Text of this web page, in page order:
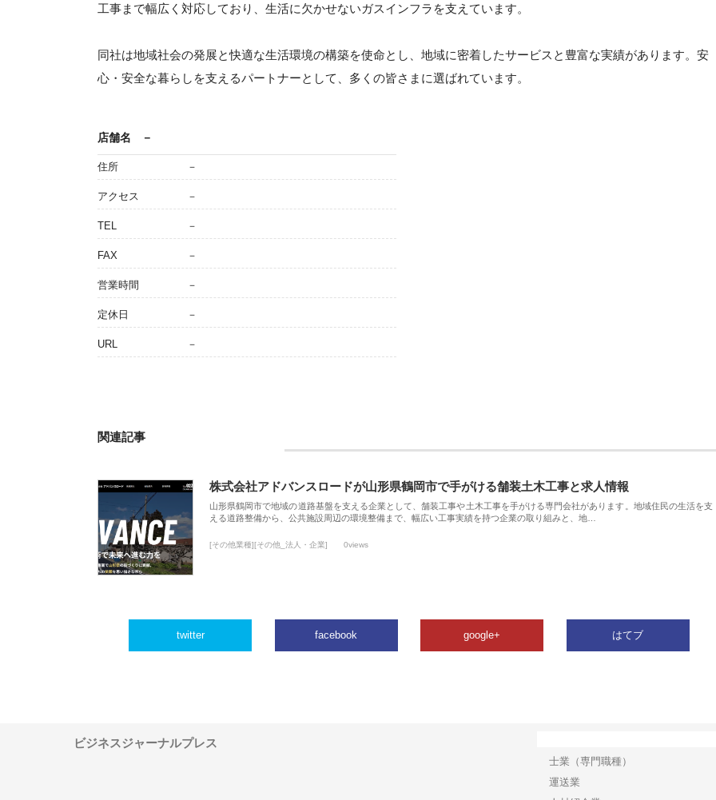
工事まで幅広く対応しており、生活に欠かせないガスインフラを支えています。
同社は地域社会の発展と快適な生活環境の構築を使命とし、地域に密着したサービスと豊富な実績があります。安
心・安全な暮らしを支えるパートナーとして、多くの皆さまに選ばれています。
店舗名 －
住所 －
アクセス －
TEL －
FAX －
営業時間 －
定休日 －
URL －
関連記事
株式会社アドバンスロードが山形県鶴岡市で手がける舗装土木工事と求人情報
山形県鶴岡市で地域の道路基盤を支える企業として、舗装工事や土木工事を手がける専門会社があります。地域住民の生活を支
える道路整備から、公共施設周辺の環境整備まで、幅広い工事実績を持つ企業の取り組みと、地…
[その他業種][その他_法人・企業] 0views
twitter facebook google+ はてブ
ビジネスジャーナルプレス
士業（専門職種）
運送業